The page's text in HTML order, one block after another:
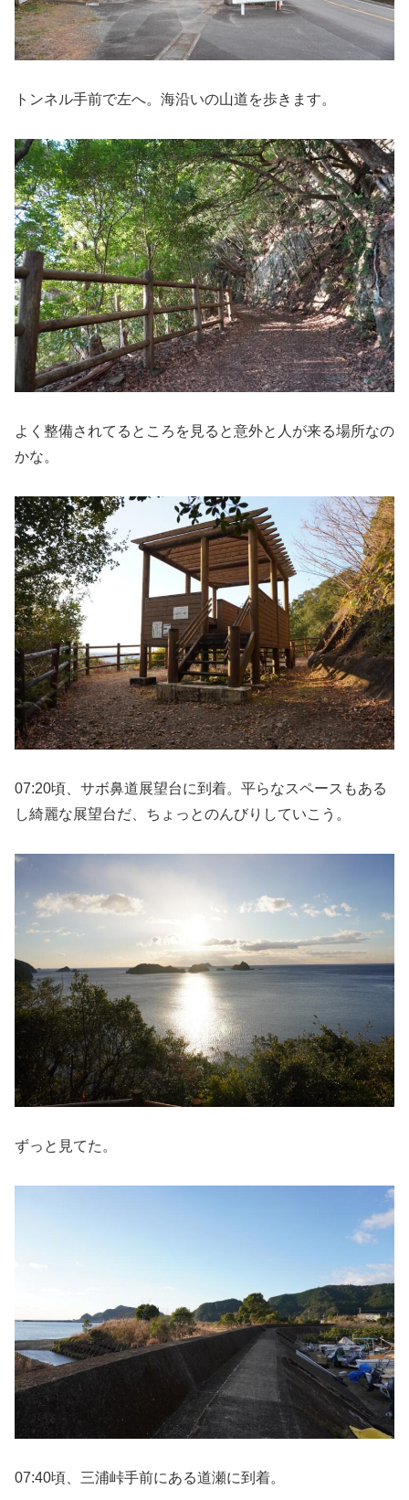
トンネル手前で左へ。海沿いの山道を歩きます。
よく整備されてるところを見ると意外と人が来る場所なの
かな。
07:20頃、サボ鼻道展望台に到着。平らなスペースもある
し綺麗な展望台だ、ちょっとのんびりしていこう。
ずっと見てた。
07:40頃、三浦峠手前にある道瀬に到着。